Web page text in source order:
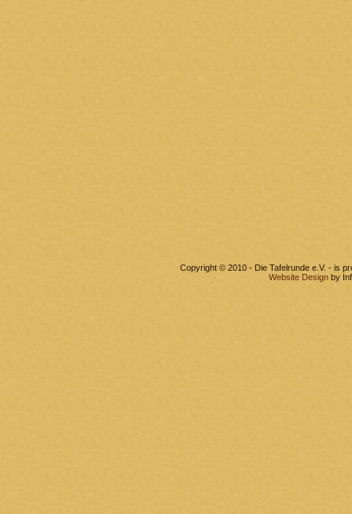
Copyright © 2010 - Die Tafelrunde e.V. - is
Website Design by